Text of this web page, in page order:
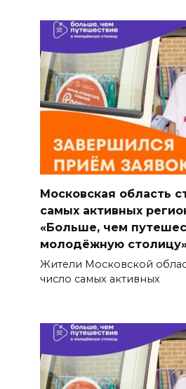
Московская область
самых активных
«Больше, чем
молодёжную
Жители Московской
число самых активных